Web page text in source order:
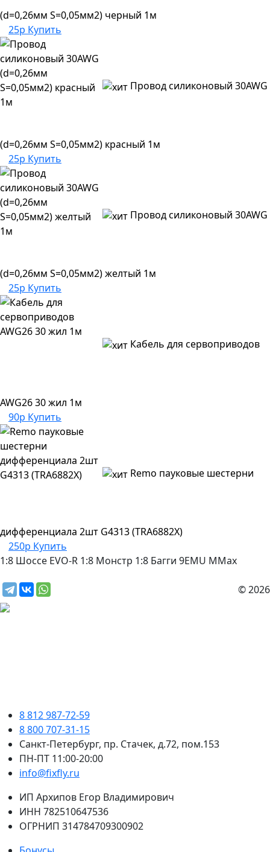
(d=0,26мм S=0,05мм2) черный 1м
25р Купить
Провод силиконовый 30AWG
(d=0,26мм S=0,05мм2) красный 1м
25р Купить
Провод силиконовый 30AWG
(d=0,26мм S=0,05мм2) желтый 1м
25р Купить
Кабель для сервоприводов
AWG26 30 жил 1м
90р Купить
Remo пауковые шестерни
дифференциала 2шт G4313 (TRA6882X)
250р Купить
1:8 Шоссе EVO-R 1:8 Монстр 1:8 Багги 9EMU MMax
© 2026
8 812 987-72-59
8 800 707-31-15
Санкт-Петербург, пр. Стачек, д.72, пом.153
ПН-ПТ 11:00-20:00
info@fixfly.ru
ИП Архипов Егор Владимирович
ИНН 782510647536
ОГРНИП 314784709300902